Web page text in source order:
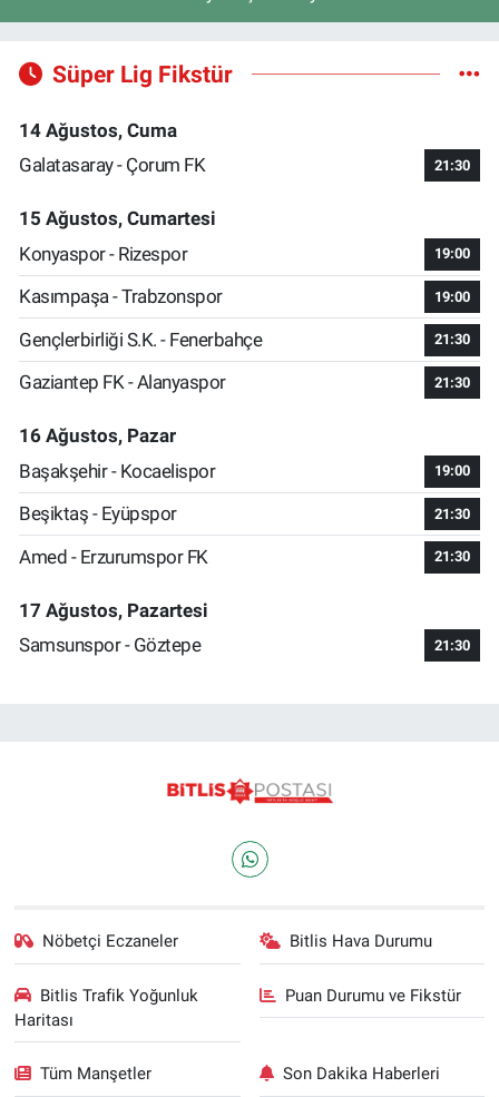
Süper Lig Fikstür
14 Ağustos, Cuma
Galatasaray - Çorum FK
21:30
15 Ağustos, Cumartesi
Konyaspor - Rizespor
19:00
Kasımpaşa - Trabzonspor 19:00
Gençlerbirliği S.K. - Fenerbahçe 21:30
Gaziantep FK - Alanyaspor 21:30
16 Ağustos, Pazar
Başakşehir - Kocaelispor
19:00
Beşiktaş - Eyüpspor 21:30
Amed - Erzurumspor FK 21:30
17 Ağustos, Pazartesi
Samsunspor - Göztepe
21:30
Nöbetçi Eczaneler Bitlis Hava Durumu
Bitlis Trafik Yoğunluk
Haritası
Puan Durumu ve Fikstür
Tüm Manşetler Son Dakika Haberleri